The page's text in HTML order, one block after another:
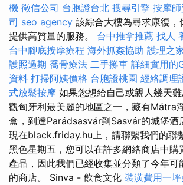
機 徵信公司 台胞證台北 搜尋引擎 按摩
司 seo agency 該綜合大樓為尋求康復，
提供高質量的服務。 台中推拿推薦 找人
台中腳底按摩療程 海外抓姦協助 護理之
護照過期 喬骨療法 二手攤車 詳細實用的
資料 打掃阿姨價格 台胞證桃園 經絡調理
式放鬆按摩 如果您想給自己或親人幾天
觀匈牙利最美麗的地區之一，藏有Mátra
盒，到達Parádsasvár到Sasvár的城堡酒
現在black.friday.hu上，請聯繫我們的聯
黑色星期五，您可以在許多網絡商店中
產品，因此我們已經收集並分類了今年可
的商店。 Sinva - 飲食文化 裝潢費用一